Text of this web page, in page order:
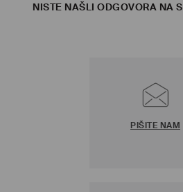
NISTE NAŠLI ODGOVORA NA
PIŠITE NAM